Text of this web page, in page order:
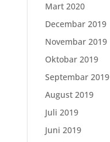
Mart 2020
Decembar 2019
Novembar 2019
Oktobar 2019
Septembar 2019
August 2019
Juli 2019
Juni 2019